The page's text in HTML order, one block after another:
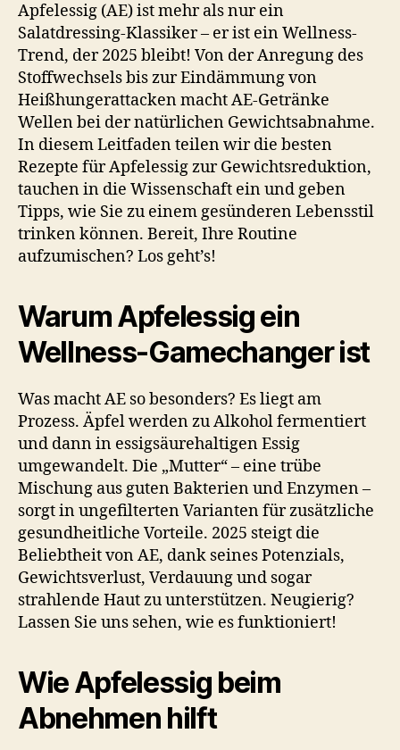
Leben
im
Jahr
2025
Apfelessig (AE) ist mehr als nur ein
Salatdressing-Klassiker – er ist ein Wellness-
Trend, der 2025 bleibt! Von der Anregung des
Stoffwechsels bis zur Eindämmung von
Heißhungerattacken macht AE-Getränke
Wellen bei der natürlichen Gewichtsabnahme.
In diesem Leitfaden teilen wir die besten
Rezepte für Apfelessig zur Gewichtsreduktion,
tauchen in die Wissenschaft ein und geben
Tipps, wie Sie zu einem gesünderen Lebensstil
trinken können. Bereit, Ihre Routine
aufzumischen? Los geht’s!
Warum Apfelessig ein
Wellness-Gamechanger ist
Was macht AE so besonders? Es liegt am
Prozess. Äpfel werden zu Alkohol fermentiert
und dann in essigsäurehaltigen Essig
umgewandelt. Die „Mutter“ – eine trübe
Mischung aus guten Bakterien und Enzymen –
sorgt in ungefilterten Varianten für zusätzliche
gesundheitliche Vorteile. 2025 steigt die
Beliebtheit von AE, dank seines Potenzials,
Gewichtsverlust, Verdauung und sogar
strahlende Haut zu unterstützen. Neugierig?
Lassen Sie uns sehen, wie es funktioniert!
Wie Apfelessig beim
Abnehmen hilft